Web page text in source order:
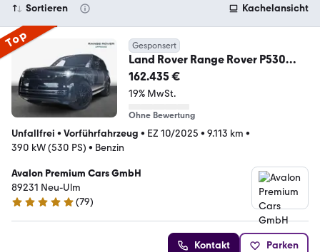
Sortieren Kachelansicht
Top Gesponsert
Land Rover Range Rover P530
Autobiography
162.435 €
19% MwSt.
Ohne Bewertung
Unfallfrei • Vorführfahrzeug • EZ 10/2025 • 9.113 km •
390 kW (530 PS) • Benzin
Avalon Premium Cars GmbH
89231 Neu-Ulm
5 Sterne
(79)
Kontakt Parken